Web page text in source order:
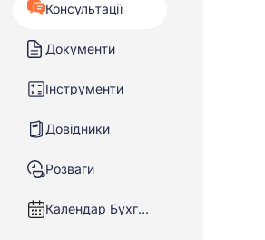
Консультації
Документи
Інструменти
Довідники
Розваги
Календар Бухгалтера